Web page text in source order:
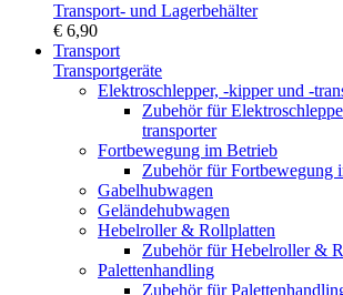
Transport- und Lagerbehälter
€ 6,90
Transport
Transportgeräte
Elektroschlepper, -kipper und -
Zubehör für
transporter
Fortbewegung im Betrieb
Zubehör für Fortbewegung
Gabelhubwagen
Geländehubwagen
Hebelroller & Rollplatten
Zubehör für Hebelroller &
Palettenhandling
Zubehör für